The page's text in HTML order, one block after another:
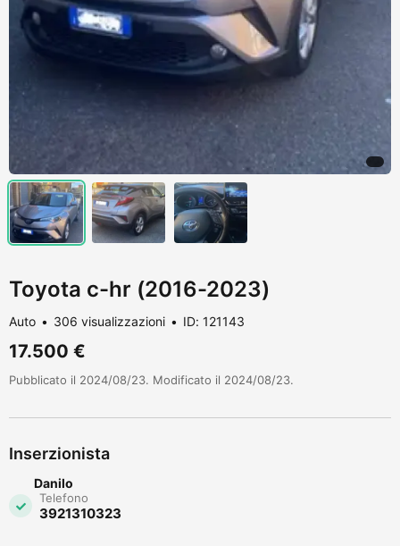
Toyota c-hr (2016-2023)
Auto 306 visualizzazioni ID: 121143
17.500 €
Pubblicato il 2024/08/23. Modificato il 2024/08/23.
Inserzionista
Danilo
Telefono
3921310323